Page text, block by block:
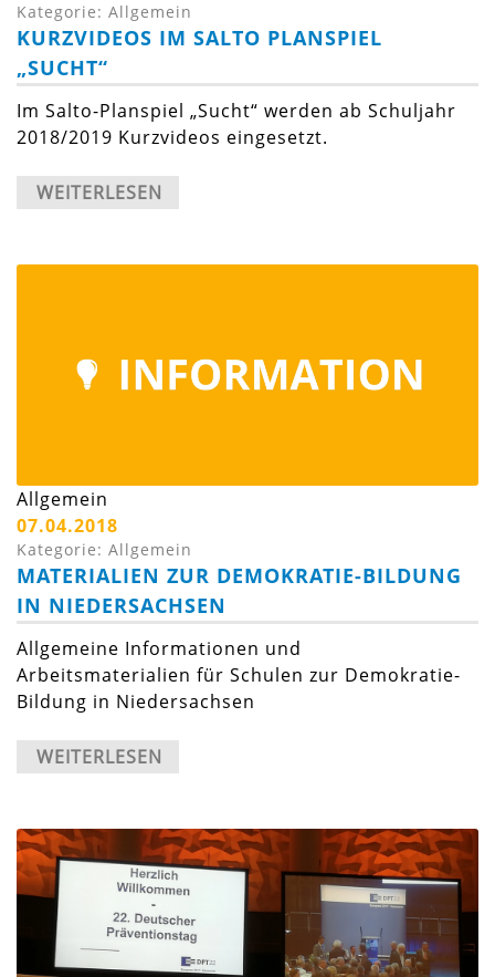
Kategorie: Allgemein
KURZVIDEOS IM SALTO PLANSPIEL
„SUCHT“
Im Salto-Planspiel „Sucht“ werden ab Schuljahr
2018/2019 Kurzvideos eingesetzt.
WEITERLESEN
Allgemein
07.04.2018
Kategorie: Allgemein
MATERIALIEN ZUR DEMOKRATIE-BILDUNG
IN NIEDERSACHSEN
Allgemeine Informationen und
Arbeitsmaterialien für Schulen zur Demokratie-
Bildung in Niedersachsen
WEITERLESEN